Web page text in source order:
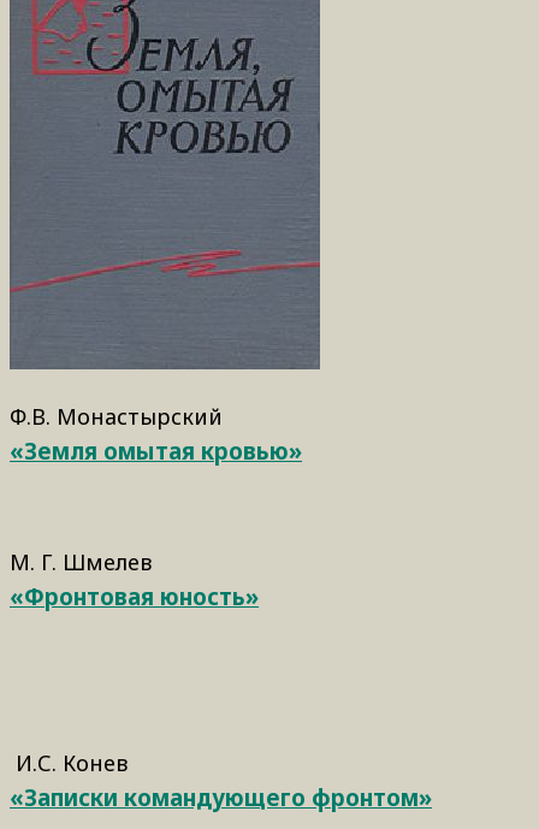
Ф.В. Монастырский
«Земля омытая кровью»
М. Г. Шмелев
«Фронтовая юность»
И.С. Конев
«Записки командующего фронтом»